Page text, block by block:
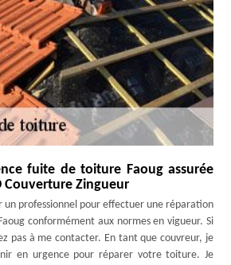
fuite de toiture Faoug assurée
Couverture Zingueur
un professionnel pour effectuer une réparation
conformément aux normes en vigueur. Si
pas à me contacter. En tant que couvreur, je
en urgence pour réparer votre toiture. Je